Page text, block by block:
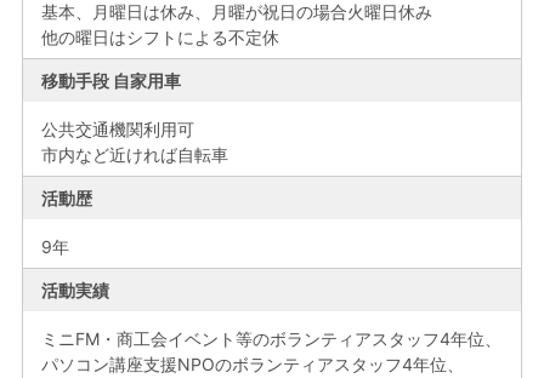
基本、月曜日は休み、月曜が祝日の場合火曜日休み
他の曜日はシフトによる不定休
移動手段 自家用車
公共交通機関利用可
市内など近ければ自転車
活動歴
9年
活動実績
ミニFM・商工会イベント等のボランティアスタッフ4年位、
パソコン講座支援NPOのボランティアスタッフ4年位、